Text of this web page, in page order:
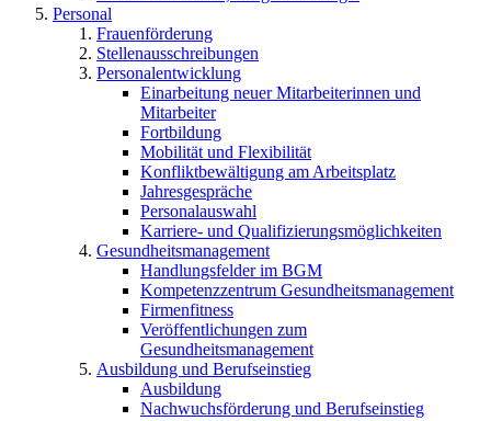
Personal
Frauenförderung
Stellenausschreibungen
Personalentwicklung
Einarbeitung neuer Mitarbeiterinnen und
Mitarbeiter
Fortbildung
Mobilität und Flexibilität
Konfliktbewältigung am Arbeitsplatz
Jahresgespräche
Personalauswahl
Karriere- und Qualifizierungsmöglichkeiten
Gesundheitsmanagement
Handlungsfelder im BGM
Kompetenzzentrum Gesundheitsmanagement
Firmenfitness
Veröffentlichungen zum
Gesundheitsmanagement
Ausbildung und Berufseinstieg
Ausbildung
Nachwuchsförderung und Berufseinstieg